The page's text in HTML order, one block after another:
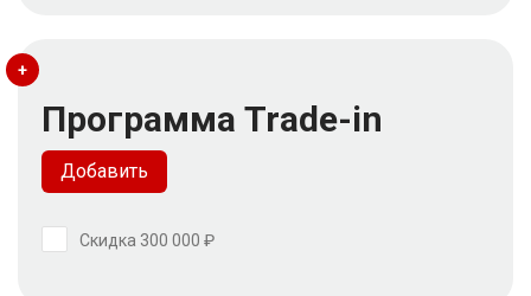
+
Программа Trade-in
Добавить
Скидка 300 000 ₽